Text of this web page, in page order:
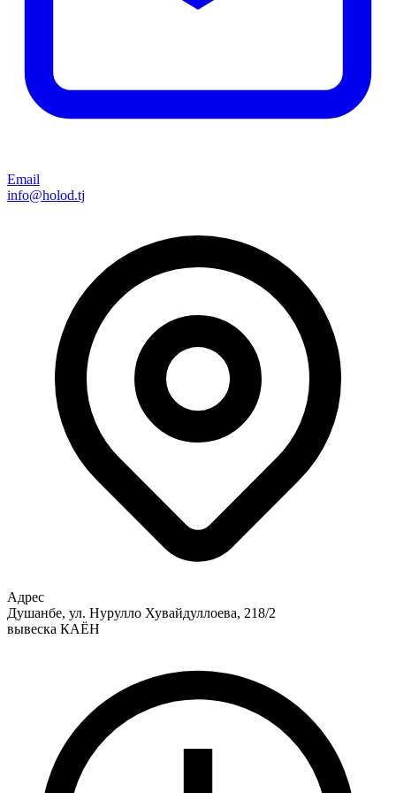
Email
info@holod.tj
Адрес
Душанбе, ул. Нурулло Хувайдуллоева, 218/2
вывеска КАЁН